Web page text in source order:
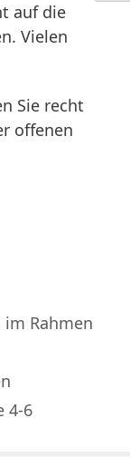
auf die
Vielen
Sie recht
offenen
im Rahmen
4-6